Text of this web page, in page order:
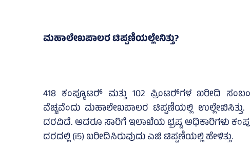
ಮಹಾಲೇಖಪಾಲರ ಟಿಪ್ಪಣಿಯಲ್ಲೇನಿತ್ತು?
418 ಕಂಪ್ಯೂಟರ್‍‌ ಮತ್ತು 102 ಪ್ರಿಂಟರ್‍‌ಗಳ ಖರೀದಿ
ವೆಚ್ಚವೆಂದು ಮಹಾಲೇಖಪಾಲರ ಟಿಪ್ಪಣಿಯಲ್ಲಿ
ದರವಿದೆ. ಆದರೂ ಸಾರಿಗೆ ಇಲಾಖೆಯ ಭ್ರಷ್ಟ ಅಧಿಕಾರಿಗಳು
ದರದಲ್ಲಿ (i5) ಖರೀದಿಸಿರುವುದು ಎಜಿ ಟಿಪ್ಪಣಿಯಲ್ಲಿ ಹೇಳಿತ್ತು.